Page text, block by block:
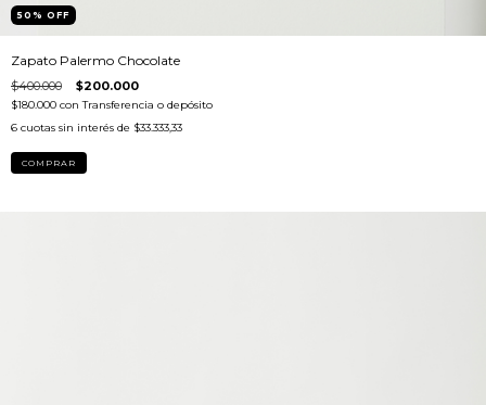
50 % OFF
Zapato Palermo Chocolate
$400.000 $200.000
$180.000 con Transferencia o depósito
6 cuotas sin interés de $33.333,33
COMPRAR